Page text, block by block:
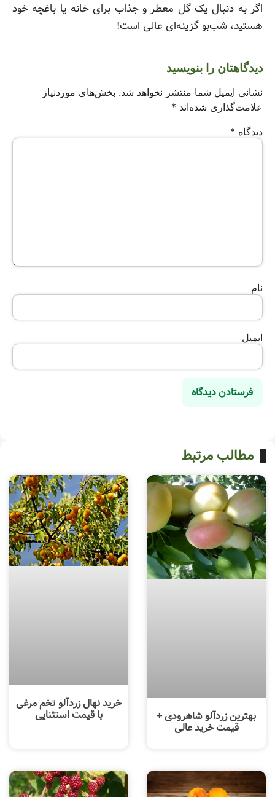
اگر به دنبال یک گل معطر و جذاب برای خانه یا باغچه خود
هستید، شب‌بو گزینه‌ای عالی است!
دیدگاهتان را بنویسید
نشانی ایمیل شما منتشر نخواهد شد. بخش‌های موردنیاز
علامت‌گذاری شده‌اند *
دیدگاه *
نام
ایمیل
مطالب مرتبط
بهترین زردآلو شاهرودی +
قیمت خرید عالی
خرید نهال زردآلو تخم مرغی
با قیمت استثنایی